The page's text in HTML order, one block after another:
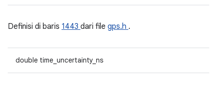
Definisi di baris 1443 dari file gps.h .
double time_uncertainty_ns